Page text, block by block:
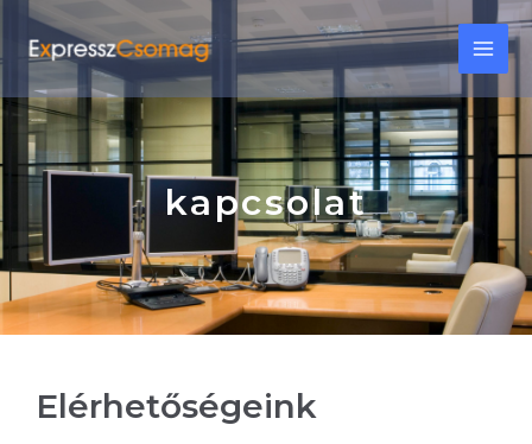
Skip
content
kapcsolat
Elérhetőségeink